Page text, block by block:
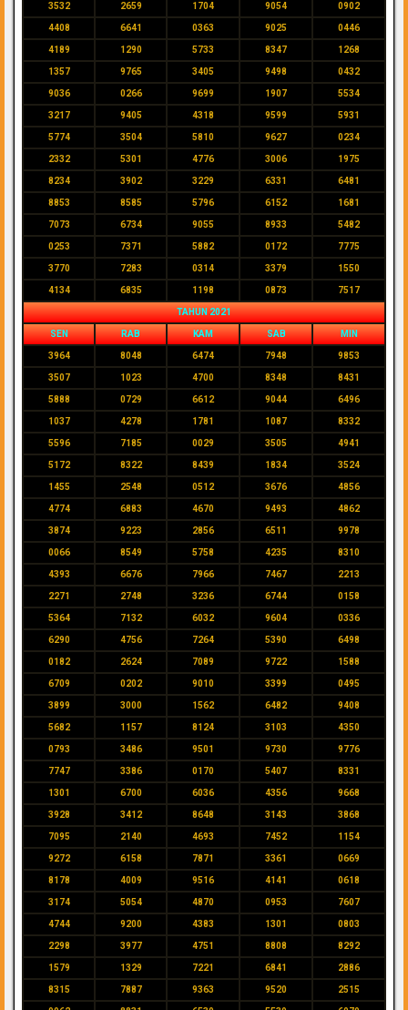
3532 2659 1704 9054 0902
4408 6641 0363 9025 0446
4189 1290 5733 8347 1268
1357 9765 3405 9498 0432
9036 0266 9699 1907 5534
3217 9405 4318 9599 5931
5774 3504 5810 9627 0234
2332 5301 4776 3006 1975
8234 3902 3229 6331 6481
8853 8585 5796 6152 1681
7073 6734 9055 8933 5482
0253 7371 5882 0172 7775
3770 7283 0314 3379 1550
4134 6835 1198 0873 7517
TAHUN 2021
SEN RAB KAM SAB MIN
3964 8048 6474 7948 9853
3507 1023 4700 8348 8431
5888 0729 6612 9044 6496
1037 4278 1781 1087 8332
5596 7185 0029 3505 4941
5172 8322 8439 1834 3524
1455 2548 0512 3676 4856
4774 6883 4670 9493 4862
3874 9223 2856 6511 9978
0066 8549 5758 4235 8310
4393 6676 7966 7467 2213
2271 2748 3236 6744 0158
5364 7132 6032 9604 0336
6290 4756 7264 5390 6498
0182 2624 7089 9722 1588
6709 0202 9010 3399 0495
3899 3000 1562 6482 9408
5682 1157 8124 3103 4350
0793 3486 9501 9730 9776
7747 3386 0170 5407 8331
1301 6700 6036 4356 9668
3928 3412 8648 3143 3868
7095 2140 4693 7452 1154
9272 6158 7871 3361 0669
8178 4009 9516 4141 0618
3174 5054 4870 0953 7607
4744 9200 4383 1301 0803
2298 3977 4751 8808 8292
1579 1329 7221 6841 2886
8315 7887 9363 9520 2515